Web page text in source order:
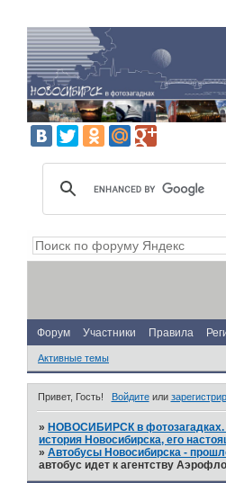
Форум Участники Правила
Активные темы
Привет, Гость! Войдитеили
» НОВОСИБИРСК в фотозагадках.
история Новосибирска, его
»Автобусы Новосибирска -
автобус идет к агентству